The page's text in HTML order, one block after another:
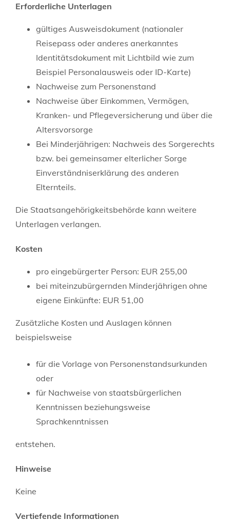
Erforderliche Unterlagen
gültiges Ausweisdokument (nationaler
Reisepass oder anderes anerkanntes
Identitätsdokument mit Lichtbild wie zum
Beispiel Personalausweis oder ID-Karte)
Nachweise zum Personenstand
Nachweise über Einkommen, Vermögen,
Kranken- und Pflegeversicherung und über die
Altersvorsorge
Bei Minderjährigen: Nachweis des Sorgerechts
bzw. bei gemeinsamer elterlicher Sorge
Einverständniserklärung des anderen
Elternteils.
Die Staatsangehörigkeitsbehörde kann weitere
Unterlagen verlangen.
Kosten
pro eingebürgerter Person: EUR 255,00
bei miteinzubürgernden Minderjährigen ohne
eigene Einkünfte: EUR 51,00
Zusätzliche Kosten und Auslagen können
beispielsweise
für die Vorlage von Personenstandsurkunden
oder
für Nachweise von staatsbürgerlichen
Kenntnissen beziehungsweise
Sprachkenntnissen
entstehen.
Hinweise
Keine
Vertiefende Informationen